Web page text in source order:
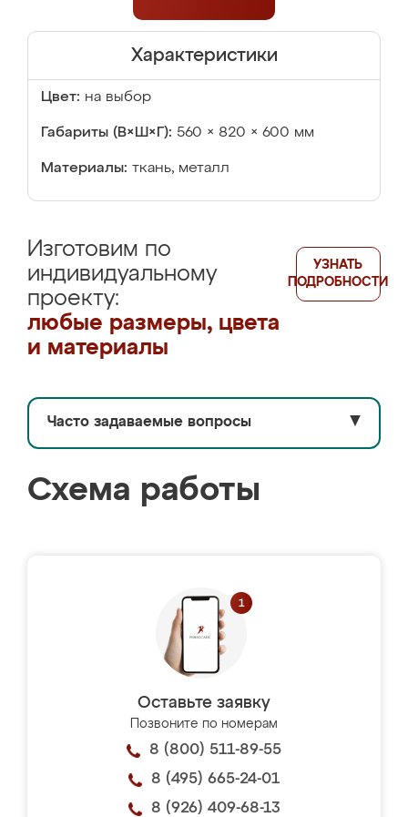
Характеристики
Цвет: на выбор
Габариты (В×Ш×Г): 560 × 820 × 600 мм
Материалы: ткань, металл
Изготовим по
индивидуальному
проекту:
любые размеры, цвета
и материалы
УЗНАТЬ
ПОДРОБНОСТИ
Часто задаваемые вопросы ▼
Схема работы
Оставьте заявку
Позвоните по номерам
8 (800) 511-89-55
8 (495) 665-24-01
8 (926) 409-68-13